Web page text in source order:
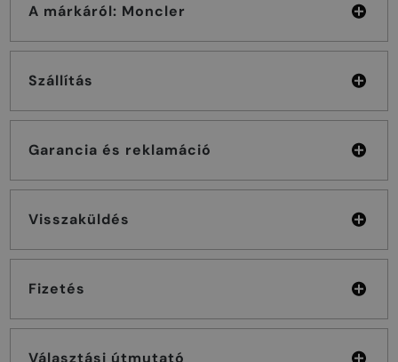
A márkáról: Moncler
Szállítás
Garancia és reklamáció
Visszaküldés
Fizetés
Választási útmutató